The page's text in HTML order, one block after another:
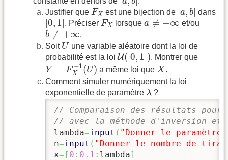
Justifier que FX
FX est une bijection de ]a, b[
] b [ dans
]0, 1 [
]0,1[. PréciserFX
FX lorsquea ≠ −∞
a − et/ou
b ≠ +∞
b ≠+ ∞
.
Soit U
U une variable aléatoire dont la loi de
probabilité est la loiU(]0, 1[)
U(]0,1[). Montrer que
Y = F −1
X (U)
Y=FX−1(U)
a même loi que X
X .
Comment simuler numériquement la loi
exponentielle de paramètre λ
λ ?
// Comparaison des résultats
// avec la méthode d'inversion et
lambda=input ( "Donner le
n=input ( "Donner le nombre de
x= [ 0 : 0.1 : lambda]